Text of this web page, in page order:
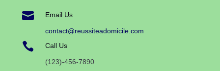
 Email Us
contact@reussiteadomicile.com
 Call Us
(123)-456-7890